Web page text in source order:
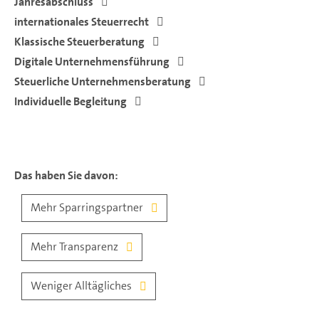
internationales Steuerrecht
Klassische Steuerberatung
Digitale Unternehmensführung
Steuerliche Unternehmensberatung
Individuelle Begleitung
Das haben Sie davon:
Mehr Sparringspartner
Mehr Transparenz
Weniger Alltägliches